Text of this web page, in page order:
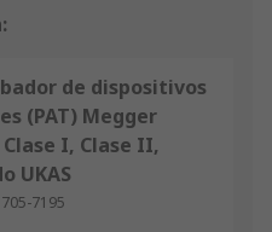
de dispositivos
(PAT) Megger
Clase I, Clase II,
UKAS
705-7195